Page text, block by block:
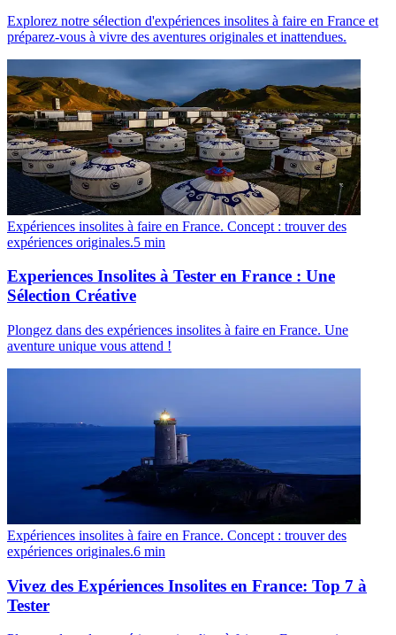
Explorez notre sélection d'expériences insolites à faire en France et
préparez-vous à vivre des aventures originales et inattendues.
Expériences insolites à faire en France. Concept : trouver des
expériences originales.5 min
Experiences Insolites à Tester en France : Une
Sélection Créative
Plongez dans des expériences insolites à faire en France. Une
aventure unique vous attend !
Expériences insolites à faire en France. Concept : trouver des
expériences originales.6 min
Vivez des Expériences Insolites en France: Top 7 à
Tester